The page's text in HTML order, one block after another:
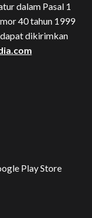
dalam Pasal 1
40 tahun 1999
dikirimkan
Play Store